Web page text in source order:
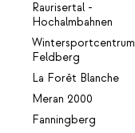
Raurisertal -
Hochalmbahnen
Wintersportcentrum
Feldberg
La Forêt Blanche
Meran 2000
Fanningberg